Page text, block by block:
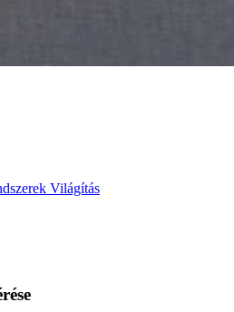
Világítás